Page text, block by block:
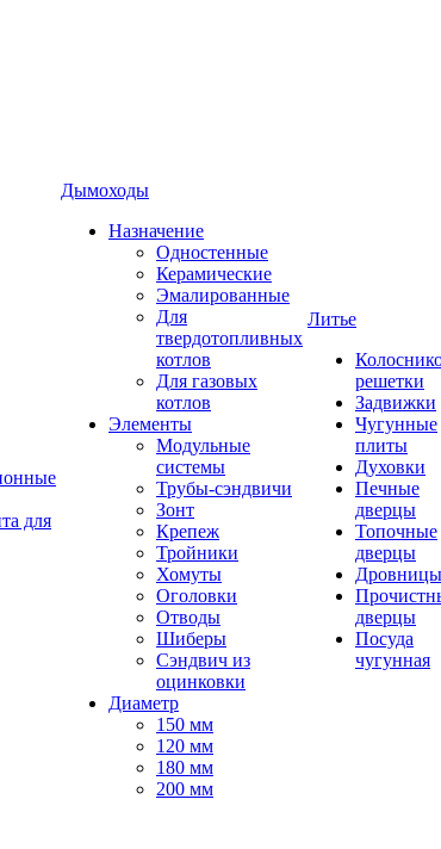
для
Дымоходы
Назначение
Одностенные
Керамические
Эмалированные
Для
твердотопливных
котлов
Для газовых
котлов
Элементы
Модульные
системы
Трубы-сэндвичи
Зонт
Крепеж
Тройники
Хомуты
Оголовки
Отводы
Шиберы
Сэндвич из
оцинковки
Диаметр
150 мм
120 мм
180 мм
200 мм
Литье
решетки
Задвижки
Чугунные
плиты
Духовки
Печные
дверцы
Топочные
дверцы
Дровницы
дверцы
Посуда
чугунная